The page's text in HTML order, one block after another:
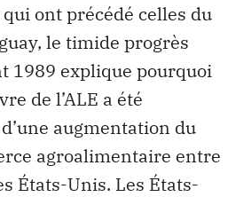
ont précédé celles du
le timide progrès
1989 explique pourquoi
de l’ALE a été
augmentation du
agroalimentaire entre
États-Unis. Les États-